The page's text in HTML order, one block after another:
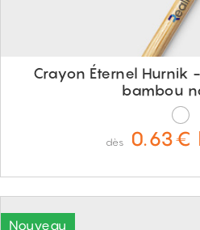
Crayon Éternel Hurnik
bambou
dès 0.63€